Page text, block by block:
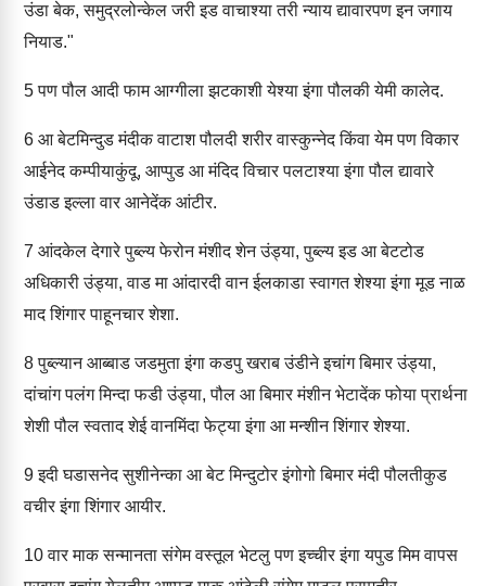
उंडा बेक, समुद्रलोन्केल जरी इड वाचाश्या तरी न्याय द्यावारपण इन जगाय
नियाड."
5पण पौल आदी फाम आग्गीला झटकाशी येश्या इंगा पौलकी येमी कालेद.
6 आ बेटमिन्दुड मंदीक वाटाश पौलदी शरीर वास्कुन्नेद किंवा येम पण विकार
आईनेद कम्पीयाकुंदू, आप्पुड आ मंदिद विचार पलटाश्या इंगा पौल द्यावारे
उंडाड इल्ला वार आनेदेंक आंटीर.
7 आंदकेल देगारे पुब्ल्य फेरोन मंशीद शेन उंड्या, पुब्ल्य इड आ बेटटोड
अधिकारी उंड्या, वाड मा आंदारदी वान ईलकाडा स्वागत शेश्या इंगा मूड नाळ
माद शिंगार पाहूनचार शेशा.
8पुब्ल्यान आब्बाड जडमुता इंगा कडपु खराब उंडीने इचांग बिमार उंड्या,
दांचांग पलंग मिन्दा फडी उंड्या, पौल आ बिमार मंशीन भेटादेंक फोया प्रार्थना
शेशी पौल स्वताद शेई वानमिंदा फेट्या इंगा आ मन्शीन शिंगार शेश्या.
9इदी घडासनेद सुशीनेन्का आ बेट मिन्दुटोर इंगोगो बिमार मंदी पौलतीकुड
वचीर इंगा शिंगार आयीर.
10वार माक सन्मानता संगेम वस्तूल भेटलु पण इच्चीर इंगा यपुड मिम वापस